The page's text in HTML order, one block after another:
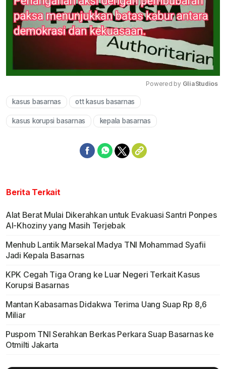
Powered by GliaStudios
kasus basarnas ott kasus basarnas
kasus korupsi basarnas kepala basarnas
Berita Terkait
Alat Berat Mulai Dikerahkan untuk Evakuasi Santri Ponpes
Al-Khoziny yang Masih Terjebak
Menhub Lantik Marsekal Madya TNI Mohammad Syafii
Jadi Kepala Basarnas
KPK Cegah Tiga Orang ke Luar Negeri Terkait Kasus
Korupsi Basarnas
Mantan Kabasarnas Didakwa Terima Uang Suap Rp 8,6
Miliar
Puspom TNI Serahkan Berkas Perkara Suap Basarnas ke
Otmilti Jakarta